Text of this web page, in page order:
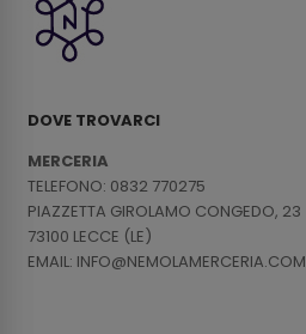
DOVE TROVARCI
MERCERIA
TELEFONO: 0832 770275
PIAZZETTA GIROLAMO CONGEDO, 23
73100 LECCE (LE)
EMAIL: INFO@NEMOLAMERCERIA.COM